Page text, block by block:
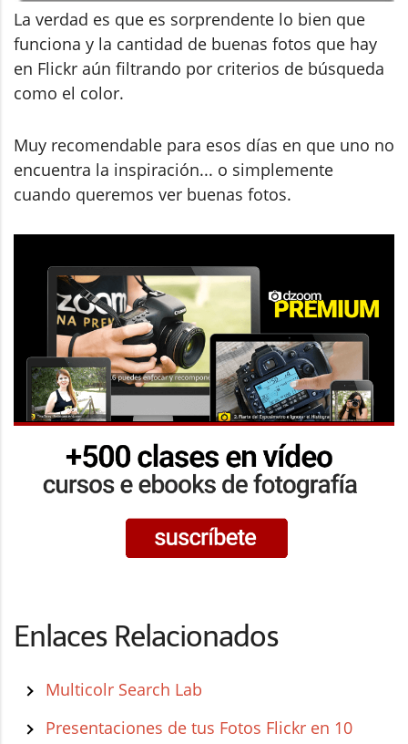
La verdad es que es sorprendente lo bien que
funciona y la cantidad de buenas fotos que hay
en Flickr aún filtrando por criterios de búsqueda
como el color.
Muy recomendable para esos días en que uno no
encuentra la inspiración... o simplemente
cuando queremos ver buenas fotos.
Enlaces Relacionados
Multicolr Search Lab
Presentaciones de tus Fotos Flickr en 10